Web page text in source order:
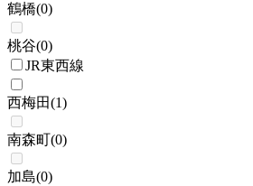
鶴橋(0)
桃谷(0)
JR東西線
西梅田(1)
南森町(0)
加島(0)